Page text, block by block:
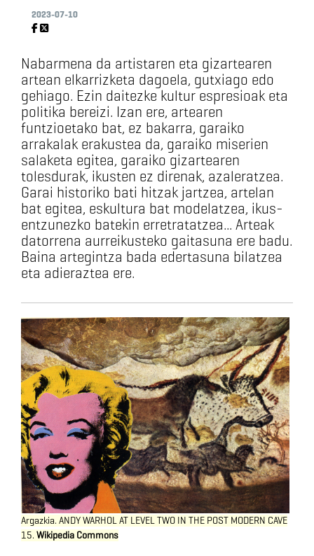
2023-07-10
Nabarmena da artistaren eta gizartearen
artean elkarrizketa dagoela, gutxiago edo
gehiago. Ezin daitezke kultur espresioak eta
politika bereizi. Izan ere, artearen
funtzioetako bat, ez bakarra, garaiko
arrakalak erakustea da, garaiko miserien
salaketa egitea, garaiko gizartearen
tolesdurak, ikusten ez direnak, azaleratzea.
Garai historiko bati hitzak jartzea, artelan
bat egitea, eskultura bat modelatzea, ikus-
entzunezko batekin erretratatzea... Arteak
datorrena aurreikusteko gaitasuna ere badu.
Baina artegintza bada edertasuna bilatzea
eta adieraztea ere.
Argazkia. ANDY WARHOL AT LEVEL TWO IN THE POST MODERN CAVE
15. Wikipedia Commons